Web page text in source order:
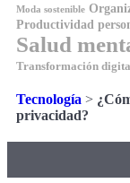
Moda sostenible
Productividad
Salud
Transformación
Tecnología >
privacidad?